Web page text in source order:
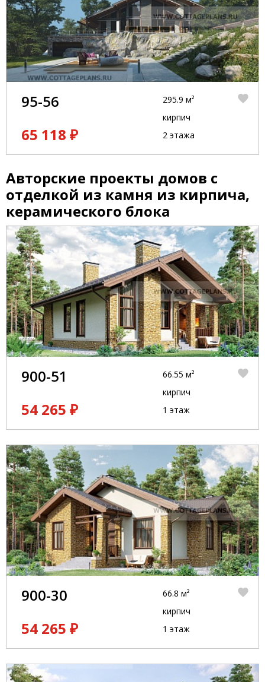
95-56
65 118 ₽
295.9 м²
кирпич
2 этажа
Авторские проекты домов с
отделкой из камня из кирпича,
керамического блока
900-51
54 265 ₽
66.55 м²
кирпич
1 этаж
900-30
54 265 ₽
66.8 м²
кирпич
1 этаж